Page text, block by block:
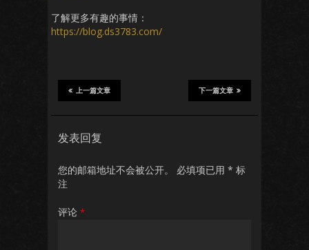
了解更多有趣的事情：
https://blog.ds3783.com/
下一篇文章
上一篇文章
发表回复
您的邮箱地址不会被公开。 必填项已用 * 标
注
评论 *